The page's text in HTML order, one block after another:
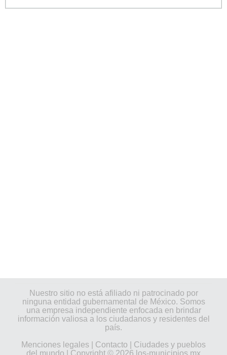
Nuestro sitio no está afiliado ni patrocinado por
ninguna entidad gubernamental de México. Somos
una empresa independiente enfocada en brindar
información valiosa a los ciudadanos y residentes del
país.
Menciones legales
Contacto
Ciudades y pueblos
del mundo | Copyright © 2026 los-municipios.mx